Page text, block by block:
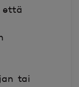
että
tai